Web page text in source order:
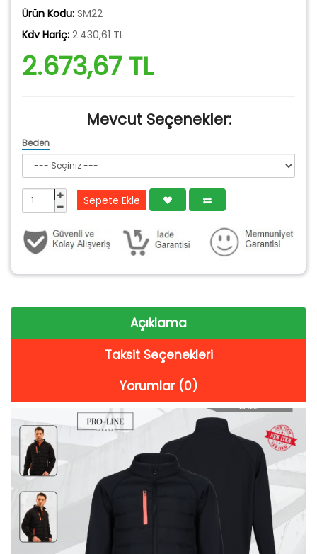
Ürün Kodu: SM22
Kdv Hariç: 2.430,61 TL
2.673,67 TL
Mevcut Seçenekler:
Beden
Sepete Ekle
Açıklama
Taksit Seçenekleri
Yorumlar (0)